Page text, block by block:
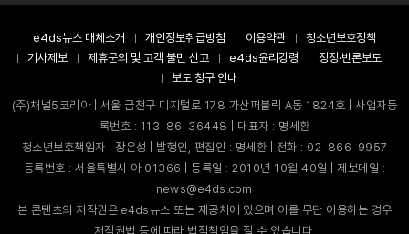
e4ds뉴스 매체소개 개인정보취급방침 이용약관
청소년보호정책
기사제보
제휴문의 및 고객 불만 신고 e4ds윤리강령
정정·반론보도
보도 청구 안내
(주)채널5코리아 | 서울 금천구 디지털로 178 가산퍼블릭 A동 1824호 | 사업자등
록번호 : 113-86-36448 | 대표자 : 명세환
청소년보호책임자 : 장은성 | 발행인, 편집인 : 명세환 | 전화 : 02-866-9957
등록번호 : 서울특별시 아 01366 | 등록일 : 2010년 10월 40일 | 제보메일 :
news@e4ds.com
본 콘텐츠의 저작권은 e4ds뉴스 또는 제공처에 있으며 이를 무단 이용하는 경우
저작권법 등에 따라 법적책임을 질 수 있습니다.